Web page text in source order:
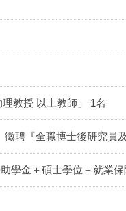
教授 以上教師」 1名
徵聘『全職博士後研究員
學金＋碩士學位＋就業保